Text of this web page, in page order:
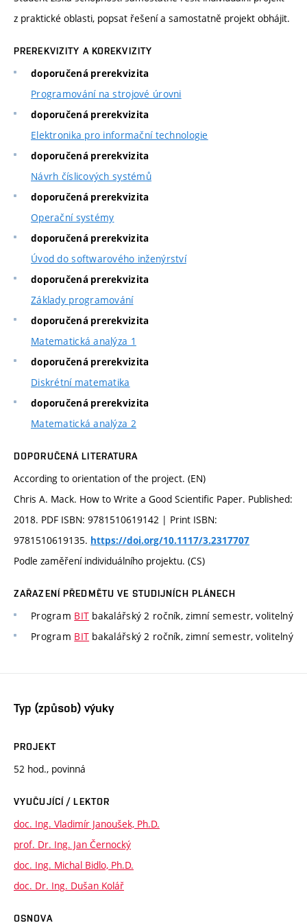
z praktické oblasti, popsat řešení a samostatně projekt obhájit.
PREREKVIZITY A KOREKVIZITY
doporučená prerekvizita
Programování na strojové úrovni
doporučená prerekvizita
Elektronika pro informační technologie
doporučená prerekvizita
Návrh číslicových systémů
doporučená prerekvizita
Operační systémy
doporučená prerekvizita
Úvod do softwarového inženýrství
doporučená prerekvizita
Základy programování
doporučená prerekvizita
Matematická analýza 1
doporučená prerekvizita
Diskrétní matematika
doporučená prerekvizita
Matematická analýza 2
DOPORUČENÁ LITERATURA
According to orientation of the project. (EN)
Chris A. Mack. How to Write a Good Scientific Paper. Published:
2018. PDF ISBN: 9781510619142 | Print ISBN:
9781510619135. https://doi.org/10.1117/3.2317707
Podle zaměření individuálního projektu. (CS)
ZAŘAZENÍ PŘEDMĚTU VE STUDIJNÍCH PLÁNECH
Program BIT bakalářský 2 ročník, zimní semestr, volitelný
Program BIT bakalářský 2 ročník, zimní semestr, volitelný
Typ (způsob) výuky
PROJEKT
52 hod., povinná
VYUČUJÍCÍ / LEKTOR
doc. Ing. Vladimír Janoušek, Ph.D.
prof. Dr. Ing. Jan Černocký
doc. Ing. Michal Bidlo, Ph.D.
doc. Dr. Ing. Dušan Kolář
OSNOVA